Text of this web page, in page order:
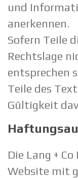
und
anerkennen.
Sofern Teile
Rechtslage
entsprechen
Teile des
Gültigkeit
Die Lang +
Website mit